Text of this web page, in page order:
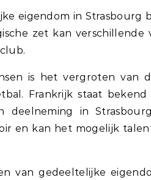
eigendom in Strasbourg
zet kan
is het vergroten van
Frankrijk staat
deelneming in
en kan het mogelijk
van gedeeltelijke